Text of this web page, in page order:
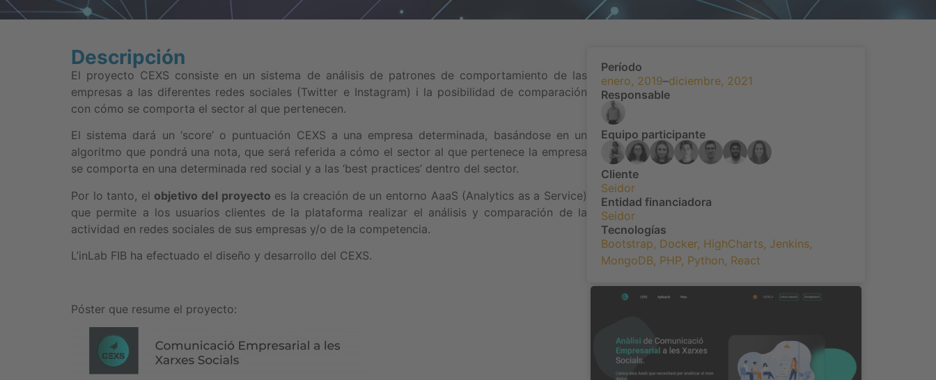
Descripción
El proyecto CEXS consiste en un sistema de análisis de patrones de comportamiento de las
empresas a las diferentes redes sociales (Twitter e Instagram) i la posibilidad de comparación
con cómo se comporta el sector al que pertenecen.
El sistema dará un ‘score’ o puntuación CEXS a una empresa determinada, basándose en un
algoritmo que pondrá una nota, que será referida a cómo el sector al que pertenece la empresa
se comporta en una determinada red social y a las ‘best practices’ dentro del sector.
Por lo tanto, el objetivo del proyecto es la creación de un entorno AaaS (Analytics as a Service)
que permite a los usuarios clientes de la plataforma realizar el análisis y comparación de la
actividad en redes sociales de sus empresas y/o de la competencia.
L’inLab FIB ha efectuado el diseño y desarrollo del CEXS.
Póster que resume el proyecto:
Período
enero, 2019–diciembre, 2021
Responsable
Equipo participante
Cliente
Seidor
Entidad financiadora
Seidor
Tecnologías
Bootstrap, Docker, HighCharts, Jenkins,
MongoDB, PHP, Python, React